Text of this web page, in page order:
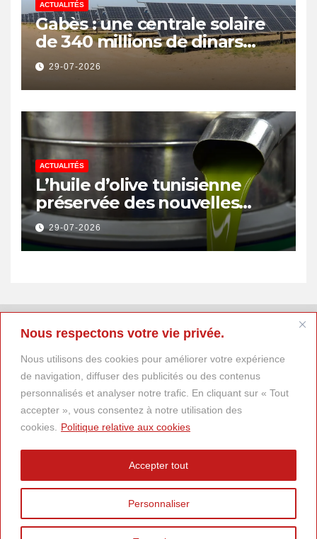
Nous respectons votre vie privée.
Nous utilisons des cookies pour améliorer votre expérience
de navigation, diffuser des publicités ou des contenus
personnalisés et analyser notre trafic. En cliquant sur « Tout
accepter », vous consentez à notre utilisation des
cookies.
Politique relative aux cookies
Personnaliser
Accepter tout
ACTUALITÉS
Gabès : une centrale solaire
de 340 millions de dinars
pour renforcer la transition
énergétique et créer 400
emplois
29-07-2026
ACTUALITÉS
L’huile d’olive tunisienne
préservée des nouvelles
surtaxes américaines de
Donald Trump
29-07-2026